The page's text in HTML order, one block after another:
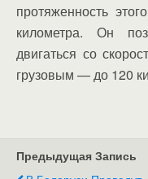
протяженность
километра. Он
двигаться со
грузовым — до 120
Предыдущая Запись